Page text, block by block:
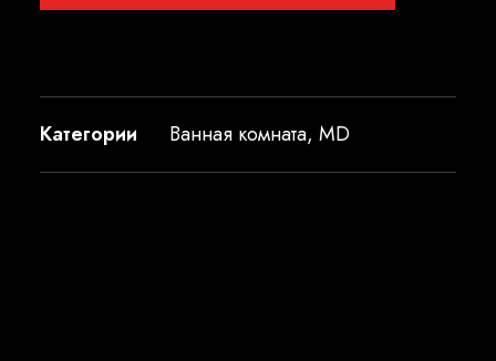
Категории Ванная комната, MD